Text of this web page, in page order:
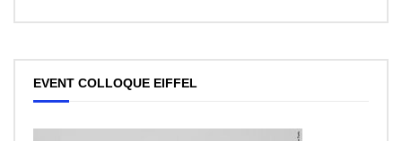
EVENT COLLOQUE EIFFEL